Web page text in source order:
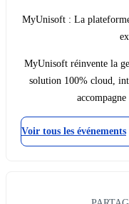
MyUnisoft : La
MyUnisoft réinvente la
solution 100% cloud,
Voir tous les événements